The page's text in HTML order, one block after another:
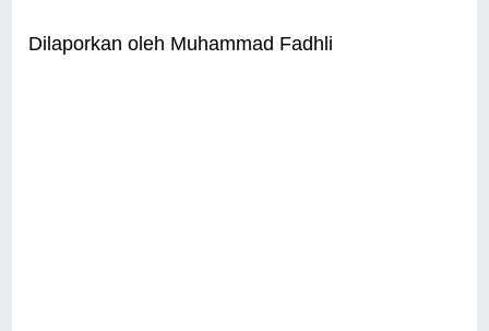
Dilaporkan oleh Muhammad Fadhli